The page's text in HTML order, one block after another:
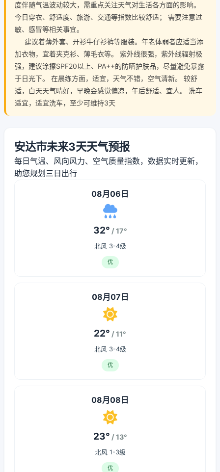
度伴随气温波动较大，需重点关注天气对生活各方面的影响。
今日穿衣、舒适度、旅游、交通等指数比较舒适； 需要注意过
敏、感冒等相关事宜。
建议着薄外套、开衫牛仔衫裤等服装。年老体弱者应适当添
加衣物，宜着夹克衫、薄毛衣等。 紫外线很强，紫外线辐射极
强，建议涂擦SPF20以上、PA++的防晒护肤品，尽量避免暴露
于日光下。 在晨练方面，适宜，天气不错，空气清新。 较舒
适，白天天气晴好，早晚会感觉偏凉，午后舒适、宜人。 洗车
适宜，适宜洗车，至少可维持3天
安达市未来3天天气预报
每日气温、风向风力、空气质量指数，数据实时更新，
助您规划三日出行
08月06日
32° / 17°
北风 3-4级
优
08月07日
22° / 11°
北风 3-4级
优
08月08日
23° / 13°
北风 1-3级
优